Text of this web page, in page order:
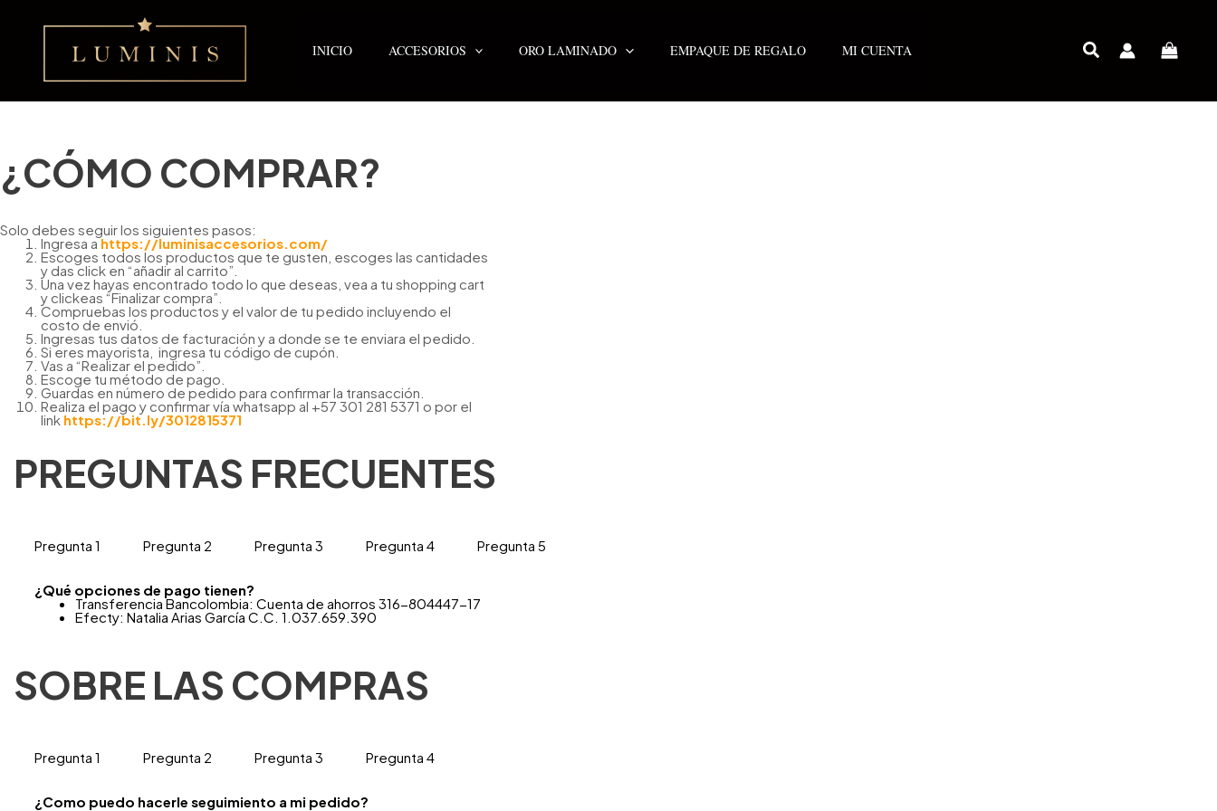
contenido
INICIO
ACCESORIOS ORO LAMINADO EMPAQUE DE REGALO MI CUENTA
¿CÓMO COMPRAR?
Solo debes seguir los siguientes pasos:
Ingresa ahttps://luminisaccesorios.com/
Escoges todos los productos que te gusten, escoges las cantidades
y das click en “añadir al carrito”.
Una vez hayas encontrado todo lo que deseas, vea a tu shopping cart
y clickeas “Finalizar compra”.
Compruebas los productos y el valor de tu pedido incluyendo el
costo de envió.
Ingresas tus datos de facturación y a donde se te enviara el pedido.
Si eres mayorista, ingresa tu código de cupón.
Vas a “Realizar el pedido”.
Escoge tu método de pago.
Guardas en número de pedido para confirmar la transacción.
Realiza el pago y confirmar vía whatsapp al +57 301 281 5371 o por el
link https://bit.ly/3012815371
PREGUNTAS FRECUENTES
Pregunta 1 Pregunta 2 Pregunta 3 Pregunta 4 Pregunta 5
¿Qué opciones de pago tienen?
Transferencia Bancolombia: Cuenta de ahorros 316-804447-17
Efecty: Natalia Arias García C.C. 1.037.659.390
SOBRE LAS COMPRAS
Pregunta 1 Pregunta 2 Pregunta 3 Pregunta 4
¿Como puedo hacerle seguimiento a mi pedido?